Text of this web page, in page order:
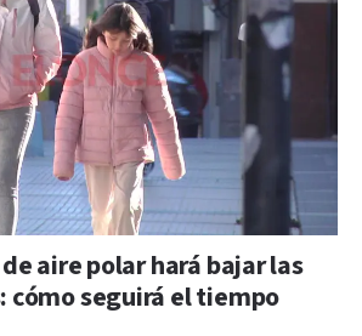
aire polar hará bajar las
cómo seguirá el tiempo